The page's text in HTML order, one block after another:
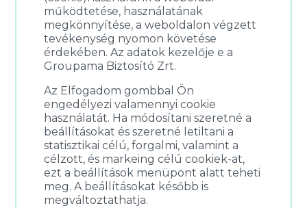
működtetése, használatának
megkönnyítése, a weboldalon végzett
tevékenység nyomon követése
érdekében. Az adatok kezelője e a
Groupama Biztosító Zrt.
Az Elfogadom gombbal Ön
engedélyezi valamennyi cookie
használatát. Ha módosítani szeretné a
beállításokat és szeretné letiltani a
statisztikai célú, forgalmi, valamint a
célzott, és markeing célú cookiek-at,
ezt a beállítások menüpont alatt teheti
meg. A beállításokat később is
megváltoztathatja.